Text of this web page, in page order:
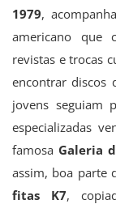
1979,
americano que
revistas e trocas
encontrar discos
jovens seguiam
especializadas
famosa Galeria
assim, boa parte
fitas K7,